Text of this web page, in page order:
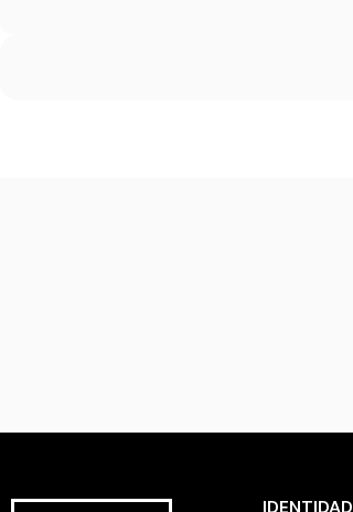
IDENTIDAD